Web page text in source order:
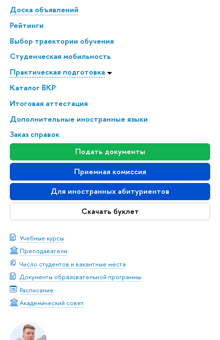
Доска объявлений
Рейтинги
Выбор траектории обучения
Студенческая мобильность
Практическая подготовка
Каталог ВКР
Итоговая аттестация
Дополнительные иностранные языки
Заказ справок
Подать документы
Приемная комиссия
Для иностранных абитуриентов
Скачать буклет
Учебные курсы
Преподаватели
Число студентов и вакантные места
Документы образовательной программы
Расписание
Академический совет